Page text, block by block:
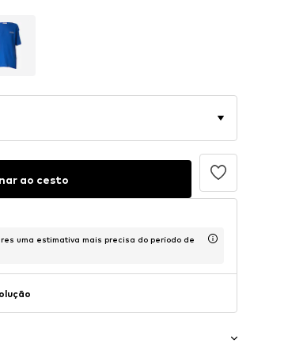
ao cesto
uma estimativa mais precisa do período de